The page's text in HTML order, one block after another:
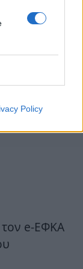
Policy
e-ΕΦΚΑ